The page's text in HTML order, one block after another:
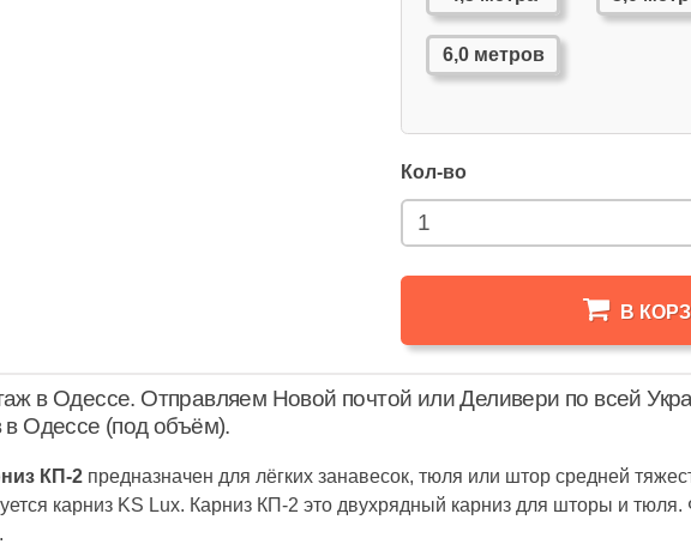
6,0 метров
Кол-во
В
в Одессе. Отправляем Новой почтой или Деливери по всей
в Одессе (под объём).
КП-2 предназначен для лёгких занавесок, тюля или штор средней
карниз KS Lux. Карниз КП-2 это двухрядный карниз для шторы и тюля.